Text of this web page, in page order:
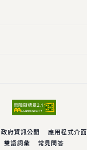
政府資訊公開 應用程式介面
雙語詞彙
常見問答